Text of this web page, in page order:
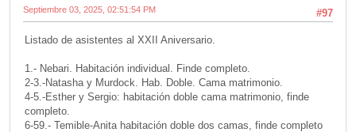
#97
Septiembre 03, 2025, 02:51:54 PM
Listado de asistentes al XXII Aniversario.
1.- Nebari. Habitación individual. Finde completo.
2-3.-Natasha y Murdock. Hab. Doble. Cama matrimonio.
4-5.-Esther y Sergio: habitación doble cama matrimonio, finde
completo.
6-59.- Temible-Anita habitación doble dos camas, finde completo